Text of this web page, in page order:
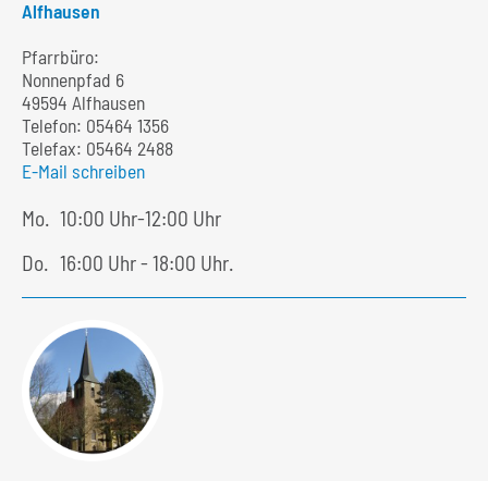
Alfhausen
Pfarrbüro:
Nonnenpfad 6
49594 Alfhausen
Telefon: 05464 1356
Telefax: 05464 2488
E-Mail schreiben
Mo. 10:00 Uhr-12:00 Uhr
Do. 16:00 Uhr - 18:00 Uhr.